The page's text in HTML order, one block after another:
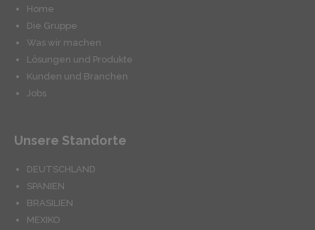
Home
Die Gruppe
Was wir machen
Lösungen und Produkte
Kunden und Branchen
Jobs
Unsere Standorte
DEUTSCHLAND
SPANIEN
BRASILIEN
MEXIKO